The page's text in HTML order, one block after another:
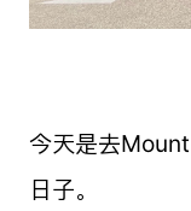
今天是去
日子。